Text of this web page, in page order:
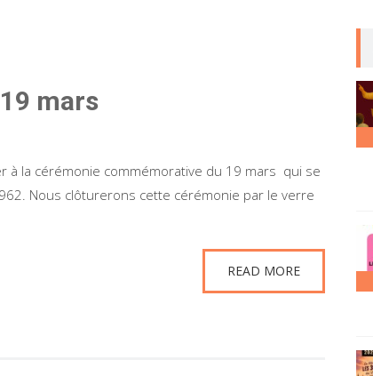
mars
à la cérémonie commémorative du 19 mars qui se
Nous clôturerons cette cérémonie par le verre
READ MORE